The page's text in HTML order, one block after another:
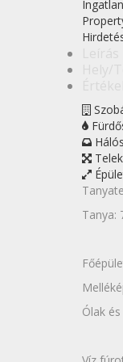
Tanya:
Ólak